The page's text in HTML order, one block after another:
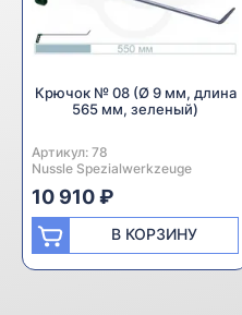
Крючок № 08 (Ø 9 мм, длина
565 мм, зеленый)
Артикул: 78
Производитель:
Nussle Spezialwerkzeuge
10 910 ₽
В КОРЗИНУ